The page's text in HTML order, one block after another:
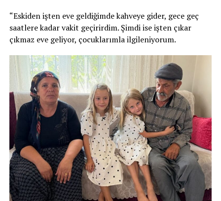
“Eskiden işten eve geldiğimde kahveye gider, gece geç
saatlere kadar vakit geçirirdim. Şimdi ise işten çıkar
çıkmaz eve geliyor, çocuklarımla ilgileniyorum.